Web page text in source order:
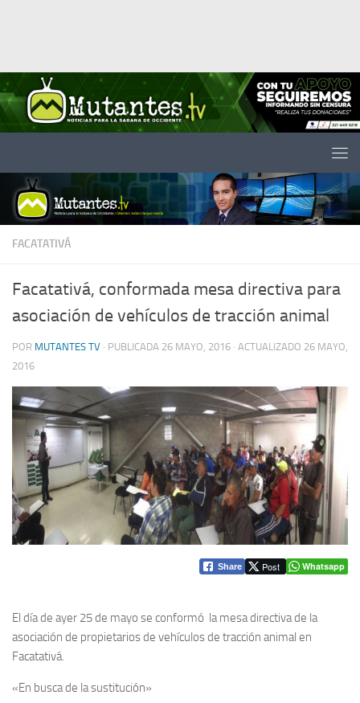
FACATATIVÁ
Facatativá, conformada mesa directiva para
asociación de vehículos de tracción animal
POR MUTANTES TV · PUBLICADA 26 MAYO, 2016 · ACTUALIZADO 26 MAYO,
2016
Share Post Whatsapp
El día de ayer 25 de mayo se conformó la mesa directiva de la
asociación de propietarios de vehículos de tracción animal en
Facatativá.
«En busca de la sustitución»